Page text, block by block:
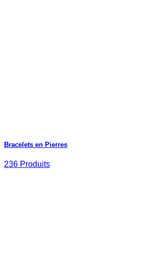
Bracelets en Pierres
236 Produits